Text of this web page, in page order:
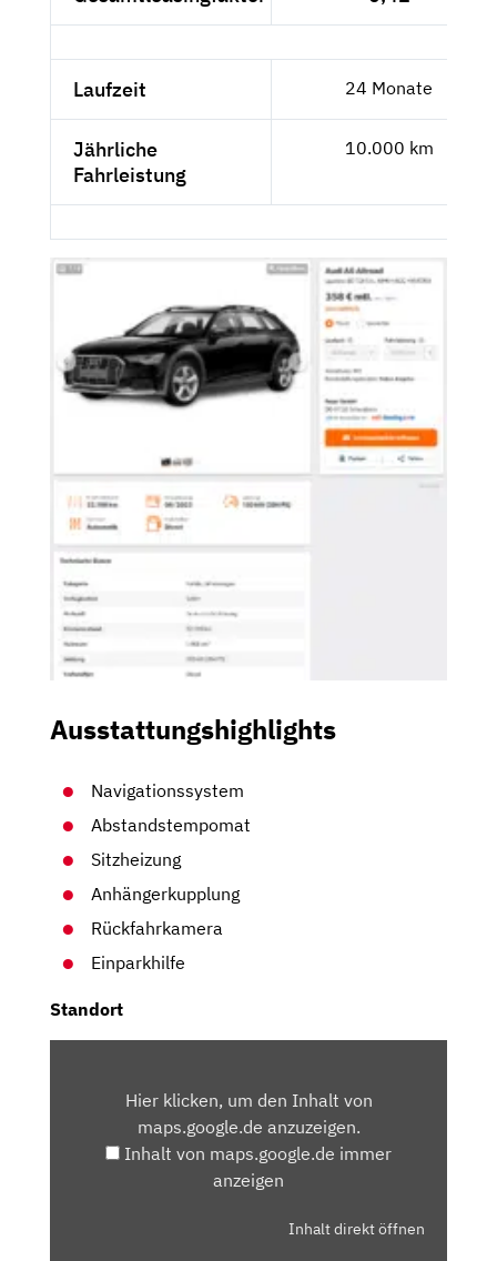
Laufzeit 24 Monate
Jährliche
Fahrleistung
10.000 km
Ausstattungshighlights
Navigationssystem
Abstandstempomat
Sitzheizung
Anhängerkupplung
Rückfahrkamera
Einparkhilfe
Standort
MAPS.GOOGLE.DEHier klicken, um den Inhalt von
maps.google.de anzuzeigen.
Inhalt von maps.google.de immer
anzeigen
Inhalt direkt öffnen